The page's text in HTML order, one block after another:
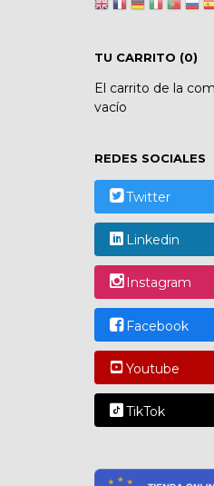
TU CARRITO (0)
El carrito de la
vacío
REDES SOCIALES
Twitter
Linkedin
Instagram
Facebook
Youtube
TikTok